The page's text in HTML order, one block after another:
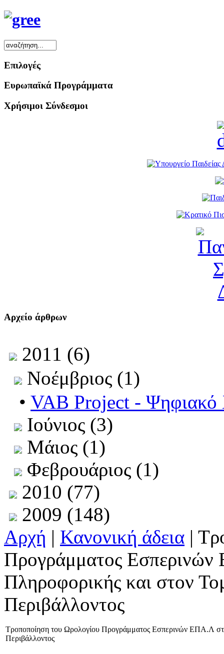
Επιλογές
Ευρωπαϊκά Προγράμματα
Χρήσιμοι Σύνδεσμοι
Αρχείο άρθρων
2011 (6)
Νοέμβριος (1)
• VAB Project - Ψηφιακό
Ιούνιος (3)
Μάιος (1)
Φεβρουάριος (1)
2010 (77)
2009 (148)
Αρχή | Κανονική άδεια |
Προγράμματος
Πληροφορικής και στον
Περιβάλλοντος
Τροποποίηση του Ωρολογίου Προγράμματος Εσπερινών ΕΠΑ.Λ
Περιβάλλοντος